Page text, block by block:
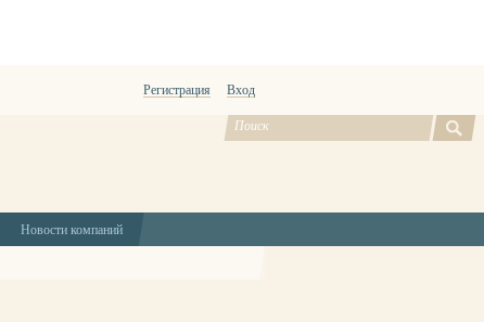
Регистрация Вход
Новости компаний